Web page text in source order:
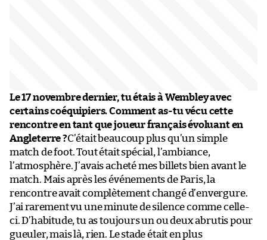
Le 17 novembre dernier, tu étais à Wembley avec
certains coéquipiers. Comment as-tu vécu cette
rencontre en tant que joueur français évoluant en
Angleterre ?C’était beaucoup plus qu’un simple
match de foot. Tout était spécial, l’ambiance,
l’atmosphère. J’avais acheté mes billets bien avant le
match. Mais après les événements de Paris, la
rencontre avait complètement changé d’envergure.
J’ai rarement vu une minute de silence comme celle-
ci. D’habitude, tu as toujours un ou deux abrutis pour
gueuler, mais là, rien. Le stade était en plus